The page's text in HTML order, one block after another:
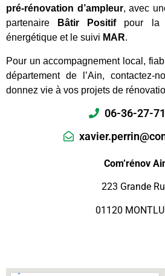
pré-rénovation d’ampleur, avec
partenaire
Bâtir Positifpour la
énergétique et le suivi MAR.
Pour un accompagnement local,
département de l’Ain, contactez-
donnez vie à vos projets de
06-36-27-
Com’rénov
223 Grande
01120